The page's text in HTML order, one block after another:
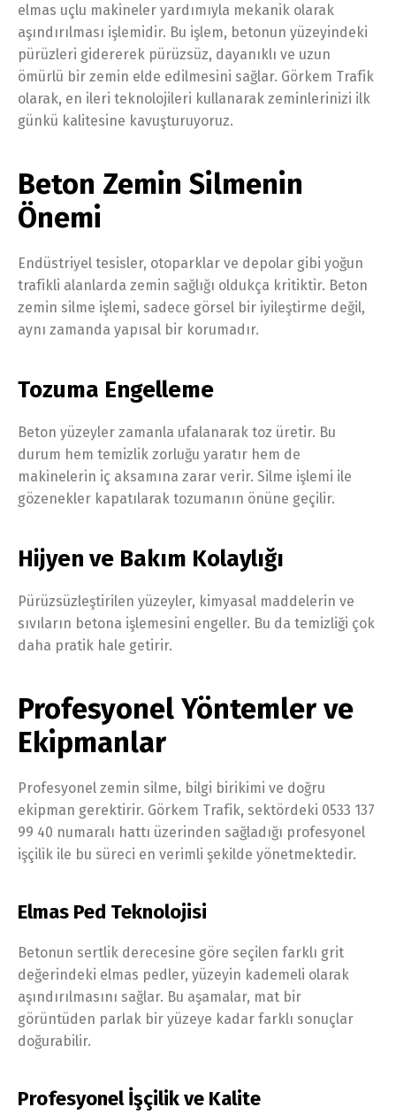
elmas uçlu makineler yardımıyla mekanik olarak
aşındırılması işlemidir. Bu işlem, betonun yüzeyindeki
pürüzleri gidererek pürüzsüz, dayanıklı ve uzun
ömürlü bir zemin elde edilmesini sağlar. Görkem Trafik
olarak, en ileri teknolojileri kullanarak zeminlerinizi ilk
günkü kalitesine kavuşturuyoruz.
Beton Zemin Silmenin
Önemi
Endüstriyel tesisler, otoparklar ve depolar gibi yoğun
trafikli alanlarda zemin sağlığı oldukça kritiktir. Beton
zemin silme işlemi, sadece görsel bir iyileştirme değil,
aynı zamanda yapısal bir korumadır.
Tozuma Engelleme
Beton yüzeyler zamanla ufalanarak toz üretir. Bu
durum hem temizlik zorluğu yaratır hem de
makinelerin iç aksamına zarar verir. Silme işlemi ile
gözenekler kapatılarak tozumanın önüne geçilir.
Hijyen ve Bakım Kolaylığı
Pürüzsüzleştirilen yüzeyler, kimyasal maddelerin ve
sıvıların betona işlemesini engeller. Bu da temizliği çok
daha pratik hale getirir.
Profesyonel Yöntemler ve
Ekipmanlar
Profesyonel zemin silme, bilgi birikimi ve doğru
ekipman gerektirir. Görkem Trafik, sektördeki 0533 137
99 40 numaralı hattı üzerinden sağladığı profesyonel
işçilik ile bu süreci en verimli şekilde yönetmektedir.
Elmas Ped Teknolojisi
Betonun sertlik derecesine göre seçilen farklı grit
değerindeki elmas pedler, yüzeyin kademeli olarak
aşındırılmasını sağlar. Bu aşamalar, mat bir
görüntüden parlak bir yüzeye kadar farklı sonuçlar
doğurabilir.
Profesyonel İşçilik ve Kalite